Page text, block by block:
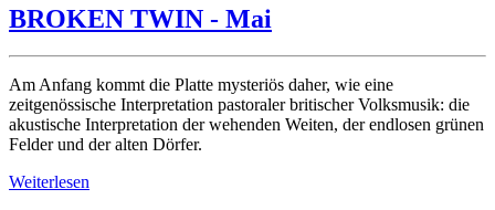
BROKEN TWIN - Mai
Am Anfang kommt die Platte mysteriös daher, wie eine
zeitgenössische Interpretation pastoraler britischer Volksmusik: die
akustische Interpretation der wehenden Weiten, der endlosen grünen
Felder und der alten Dörfer.
Weiterlesen